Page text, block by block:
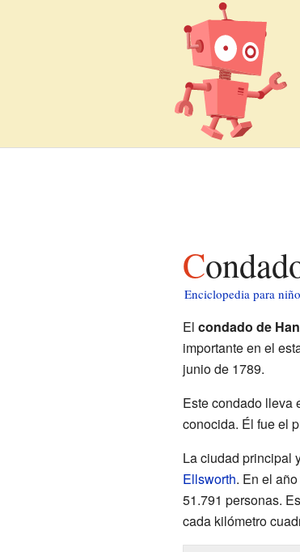
Enciclopedia para
El condado de
importante en el
junio de 1789.
Este condado lleva
conocida. Él fue el
La ciudad principal
Ellsworth. En el
51.791 personas.
cada kilómetro